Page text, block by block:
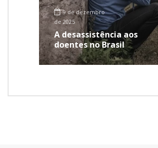
9 de dezembro
de 2025
A desassistência aos
doentes no Brasil